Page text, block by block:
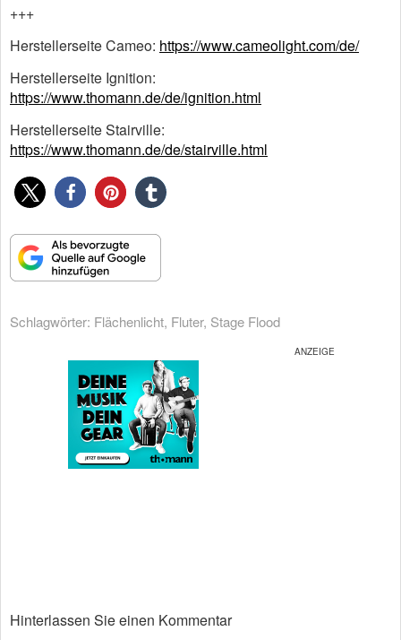
+++
Herstellerseite Cameo: https://www.cameolight.com/de/
Herstellerseite Ignition:
https://www.thomann.de/de/ignition.html
Herstellerseite Stairville:
https://www.thomann.de/de/stairville.html
Schlagwörter: Flächenlicht, Fluter, Stage Flood
Hinterlassen Sie einen Kommentar